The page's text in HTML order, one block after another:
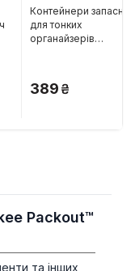
Контейнери запасні
для тонких
органайзерів
389
Packout™
та інших